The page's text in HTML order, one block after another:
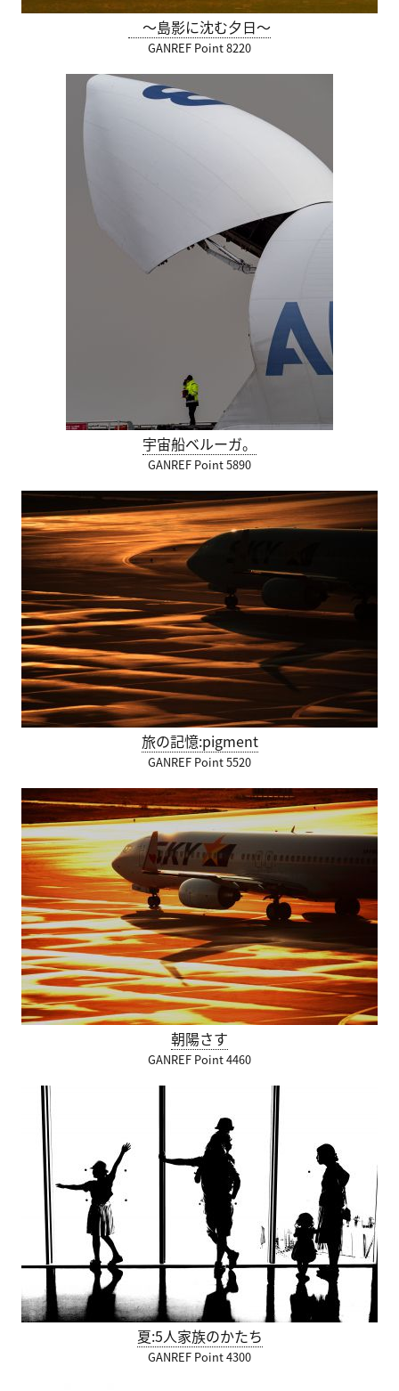
～島影に沈む夕日～
GANREF Point 8220
宇宙船ベルーガ。
GANREF Point 5890
旅の記憶:pigment
GANREF Point 5520
朝陽さす
GANREF Point 4460
夏:5人家族のかたち
GANREF Point 4300